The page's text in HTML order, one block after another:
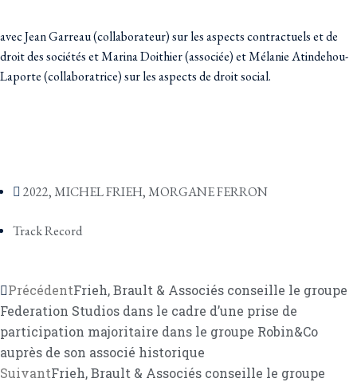
avec Jean Garreau (collaborateur) sur les aspects contractuels et de
droit des sociétés et Marina Doithier (associée) et Mélanie Atindehou-
Laporte (collaboratrice) sur les aspects de droit social.
2022,MICHEL FRIEH,MORGANE FERRON
Track Record
PrécédentFrieh, Brault & Associés conseille le groupe
Federation Studios dans le cadre d’une prise de
participation majoritaire dans le groupe Robin&Co
auprès de son associé historique
SuivantFrieh, Brault & Associés conseille le groupe